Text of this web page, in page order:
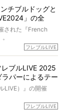
、我が家に届いたの
した。
つづけて二年、愛
しています。
隠さず、時系列で
チブルドッグと
」の全
された『French
グと7,000人のフレ
ん。day2の音楽フ
るなど、例年以上
レンチブルドッ
の模様を、詳しく
フレブルLIVE
レブルLIVE 2025
パーによるテー
LIVE）』の開催
タートです！フレブルLIVE